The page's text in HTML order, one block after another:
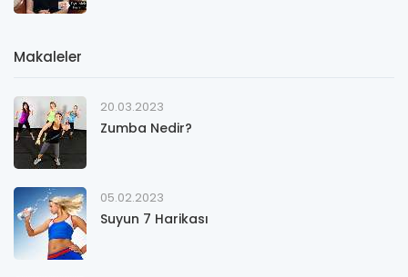
Makaleler
20.03.2023
Zumba Nedir?
05.02.2023
Suyun 7 Harikası